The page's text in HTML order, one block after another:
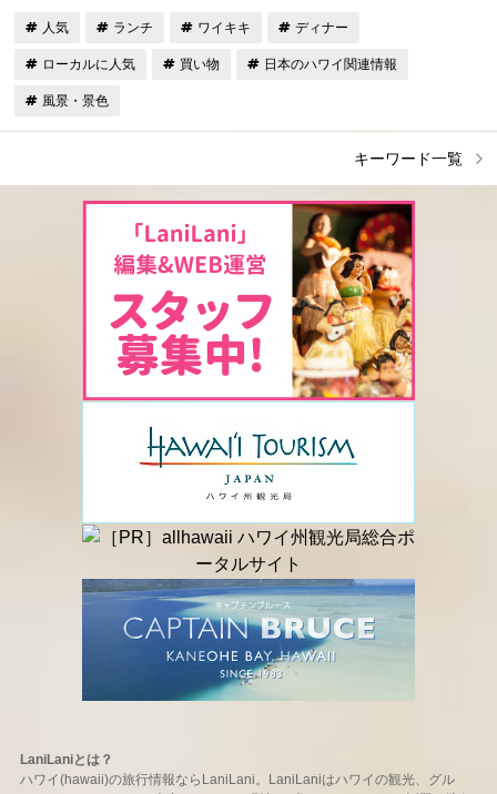
人気 ランチ ワイキキ ディナー
ローカルに人気 買い物 日本のハワイ関連情報
風景・景色
キーワード一覧
LaniLaniとは？
ハワイ(hawaii)の旅行情報ならLaniLani。LaniLaniはハワイの観光、グル